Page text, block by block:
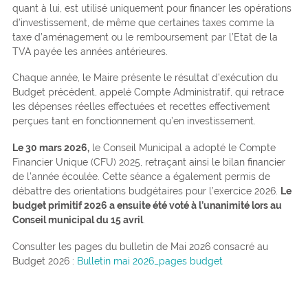
quant à lui, est utilisé uniquement pour financer les opérations
d’investissement, de même que certaines taxes comme la
taxe d’aménagement ou le remboursement par l’Etat de la
TVA payée les années antérieures.
Chaque année, le Maire présente le résultat d’exécution du
Budget précédent, appelé Compte Administratif, qui retrace
les dépenses réelles effectuées et recettes effectivement
perçues tant en fonctionnement qu’en investissement.
Le 30 mars 2026,le Conseil Municipal a adopté le Compte
Financier Unique (CFU) 2025, retraçant ainsi le bilan financier
de l’année écoulée. Cette séance a également permis de
débattre des orientations budgétaires pour l’exercice 2026.
Le
budget primitif 2026 a ensuite été voté à l’unanimité lors au
Conseil municipal du 15 avril.
Consulter les pages du bulletin de Mai 2026 consacré au
Budget 2026 : Bulletin mai 2026_pages budget